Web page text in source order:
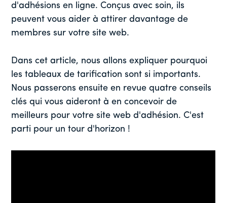
d'adhésions en ligne. Conçus avec soin, ils
peuvent vous aider à attirer davantage de
membres sur votre site web.
Dans cet article, nous allons expliquer pourquoi
les tableaux de tarification sont si importants.
Nous passerons ensuite en revue quatre conseils
clés qui vous aideront à en concevoir de
meilleurs pour votre site web d'adhésion. C'est
parti pour un tour d'horizon !